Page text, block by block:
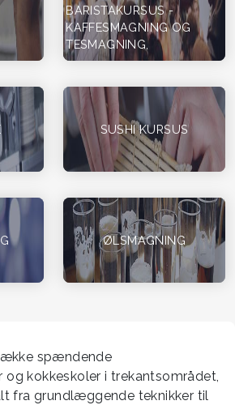
BARISTAKURSUS -
KAFFESMAGNING OG
TESMAGNING,
SUSHI KURSUS
ØLSMAGNING
spændende
og kokkeskoler i trekantsområdet,
fra grundlæggende teknikker til